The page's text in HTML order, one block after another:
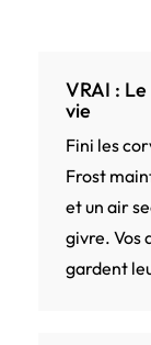
VRAI :
vie
Fini les
Frost
et un air
givre. Vos
gardent